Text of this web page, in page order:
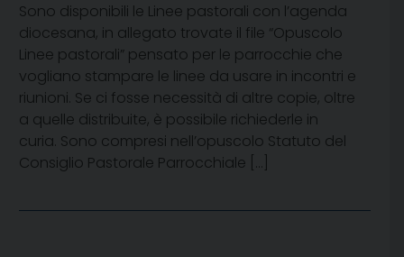
Sono disponibili le Linee pastorali con l’agenda
diocesana, in allegato trovate il file “Opuscolo
Linee pastorali” pensato per le parrocchie che
vogliano stampare le linee da usare in incontri e
riunioni. Se ci fosse necessità di altre copie, oltre
a quelle distribuite, è possibile richiederle in
curia. Sono compresi nell’opuscolo Statuto del
Consiglio Pastorale Parrocchiale […]